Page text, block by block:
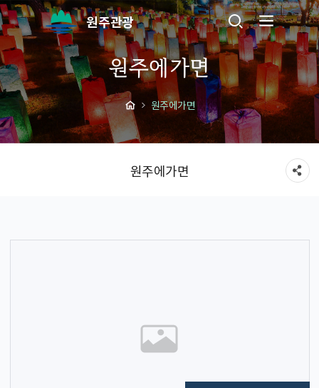
원주관광
원주에가면
원주에가면
원주에가면